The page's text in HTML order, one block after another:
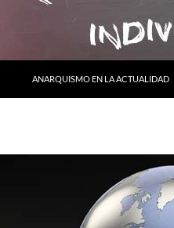
ANARQUISMO EN LA ACTUALIDAD